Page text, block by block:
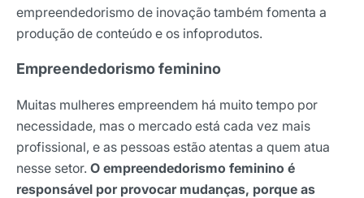
empreendedorismo de inovação também fomenta a
produção de conteúdo e os infoprodutos.
Empreendedorismo feminino
Muitas mulheres empreendem há muito tempo por
necessidade, mas o mercado está cada vez mais
profissional, e as pessoas estão atentas a quem atua
nesse setor. O empreendedorismo feminino é
responsável por provocar mudanças, porque as
E-mail
Selecione sua área de atuação
*Ao assinar nossa newsletter, você concorda em receber
nossas comunicações e está de acordo com as nossas